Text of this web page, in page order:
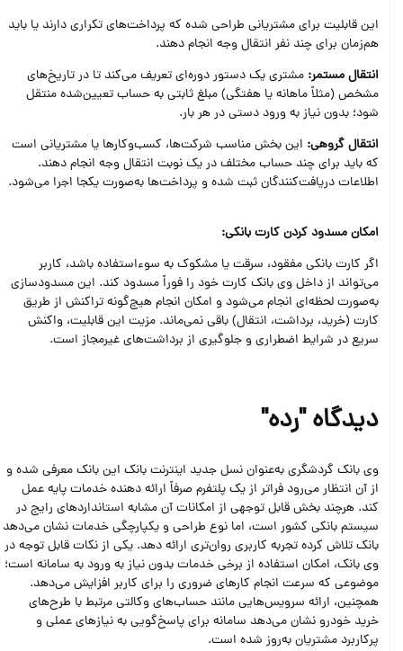
این قابلیت برای مشتریانی طراحی شده که پرداخت‌های تکراری دارند یا باید
هم‌زمان برای چند نفر انتقال وجه انجام دهند.
انتقال مستمر:مشتری یک دستور دوره‌ای تعریف می‌کند تا در تاریخ‌های
مشخص (مثلاً ماهانه یا هفتگی) مبلغ ثابتی به حساب تعیین‌شده منتقل
شود؛ بدون نیاز به ورود دستی در هر بار.
انتقال گروهی:این بخش مناسب شرکت‌ها، کسب‌وکارها یا مشتریانی است
که باید برای چند حساب مختلف در یک نوبت انتقال وجه انجام دهند.
اطلاعات دریافت‌کنندگان ثبت شده و پرداخت‌ها به‌صورت یکجا اجرا می‌شود.
امکان مسدود کردن کارت بانکی:
اگر کارت بانکی مفقود، سرقت یا مشکوک به سوءاستفاده باشد، کاربر
می‌تواند از داخل وی‌ بانک کارت خود را فوراً مسدود کند. این مسدودسازی
به‌صورت لحظه‌ای انجام می‌شود و امکان انجام هیچ‌گونه تراکنش از طریق
کارت (خرید، برداشت، انتقال) باقی نمی‌ماند. مزیت این قابلیت، واکنش
سریع در شرایط اضطراری و جلوگیری از برداشت‌های غیرمجاز است.
دیدگاه "رده"
وی‌ بانک گردشگری به‌عنوان نسل جدید اینترنت‌ بانک این بانک معرفی شده و
از آن انتظار می‌رود فراتر از یک پلتفرم صرفاً ارائه دهنده خدمات پایه عمل
کند. هرچند بخش قابل توجهی از امکانات آن مشابه استانداردهای رایج در
سیستم بانکی کشور است، اما نوع طراحی و یکپارچگی خدمات نشان می‌دهد
بانک تلاش کرده تجربه کاربری روان‌تری ارائه دهد. یکی از نکات قابل توجه در
وی‌ بانک، امکان استفاده از برخی خدمات بدون نیاز به ورود به سامانه است؛
موضوعی که سرعت انجام کارهای ضروری را برای کاربر افزایش می‌دهد.
همچنین، ارائه سرویس‌هایی مانند حساب‌های وکالتی مرتبط با طرح‌های
خرید خودرو نشان می‌دهد سامانه برای پاسخ‌گویی به نیازهای عملی و
پرکاربرد مشتریان به‌روز شده است.